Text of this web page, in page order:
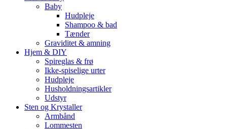
Baby
Hudpleje
Shampoo & bad
Tænder
Graviditet & amning
Hjem & DIY
Spireglas & frø
Ikke-spiselige urter
Hudpleje
Husholdningsartikler
Udstyr
Sten og Krystaller
Armbånd
Lommesten